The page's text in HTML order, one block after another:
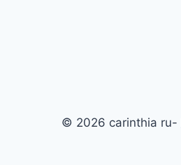
© 2026 carinthia ru-